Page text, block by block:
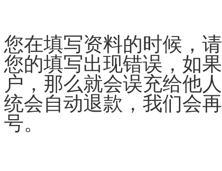
您在填写资料的时候，
您的填写出现错误，如
户，那么就会误充给他
统会自动退款，我们会
号。